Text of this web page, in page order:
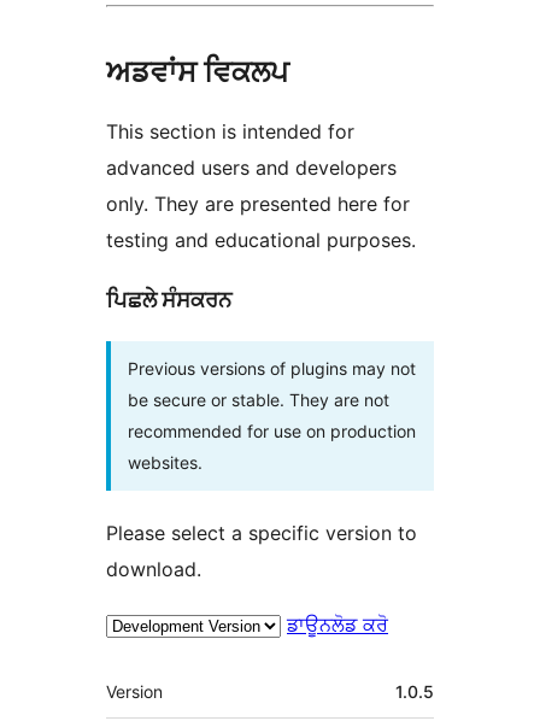
ਅਡਵਾਂਸ ਵਿਕਲਪ
This section is intended for
advanced users and developers
only. They are presented here for
testing and educational purposes.
ਪਿਛਲੇ ਸੰਸਕਰਨ
Previous versions of plugins may not
be secure or stable. They are not
recommended for use on production
websites.
Please select a specific version to
download.
ਡਾਊਨਲੋਡ ਕਰੋ
ਮੈਟਾ
Version 1.0.5